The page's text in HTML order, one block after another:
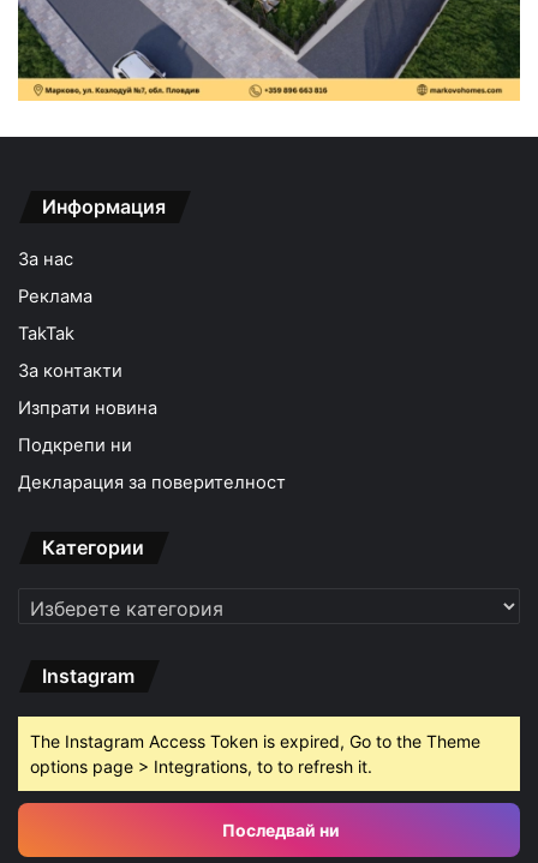
Информация
За нас
Реклама
TakTak
За контакти
Изпрати новина
Подкрепи ни
Декларация за поверителност
Категории
Категории
Instagram
The Instagram Access Token is expired, Go to the Theme
options page > Integrations, to to refresh it.
Последвай ни